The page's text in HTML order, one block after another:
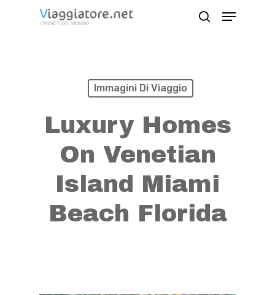
Menu
Immagini Di Viaggio
Luxury Homes
On Venetian
Island Miami
Beach Florida